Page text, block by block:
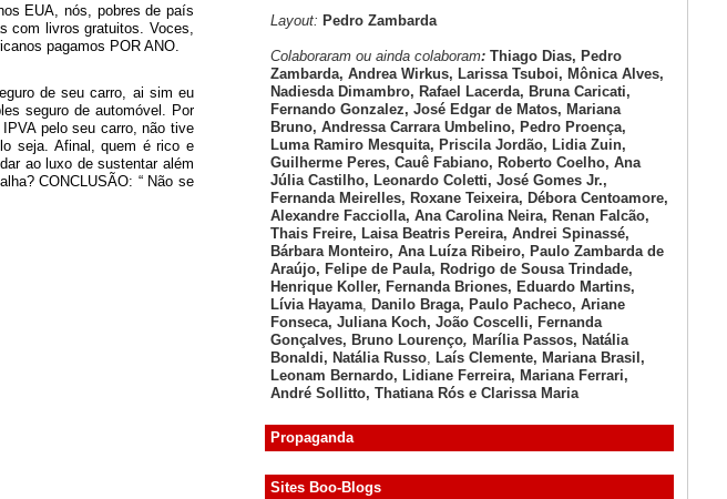
EUA, nós, pobres de país
com livros gratuitos. Voces,
pagamos POR ANO.
de seu carro, ai sim eu
seguro de automóvel. Por
pelo seu carro, não tive
seja. Afinal, quem é rico e
ao luxo de sustentar além
CONCLUSÃO: “ Não se
Layout: Pedro Zambarda
Colaboraram ou ainda colaboram: Thiago Dias, Pedro
Zambarda, Andrea Wirkus, Larissa Tsuboi, Mônica Alves,
Nadiesda Dimambro, Rafael Lacerda, Bruna Caricati,
Fernando Gonzalez, José Edgar de Matos, Mariana
Bruno, Andressa Carrara Umbelino, Pedro Proença,
Luma Ramiro Mesquita, Priscila Jordão, Lidia Zuin,
Guilherme Peres, Cauê Fabiano, Roberto Coelho, Ana
Júlia Castilho, Leonardo Coletti, José Gomes Jr.,
Fernanda Meirelles, Roxane Teixeira, Débora Centoamore,
Alexandre Facciolla, Ana Carolina Neira, Renan Falcão,
Thais Freire, Laisa Beatris Pereira, Andrei Spinassé,
Bárbara Monteiro, Ana Luíza Ribeiro, Paulo Zambarda de
Araújo, Felipe de Paula, Rodrigo de Sousa Trindade,
Henrique Koller, Fernanda Briones, Eduardo Martins,
Lívia Hayama, Danilo Braga, Paulo Pacheco, Ariane
Fonseca, Juliana Koch, João Coscelli, Fernanda
Gonçalves, Bruno Lourenço, Marília Passos, Natália
Bonaldi, Natália Russo, Laís Clemente, Mariana Brasil,
Leonam Bernardo, Lidiane Ferreira, Mariana Ferrari,
André Sollitto, Thatiana Rós e Clarissa Maria
Propaganda
Sites Boo-Blogs